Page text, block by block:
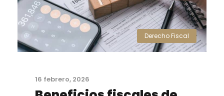
Derecho Fiscal
16 febrero, 2026